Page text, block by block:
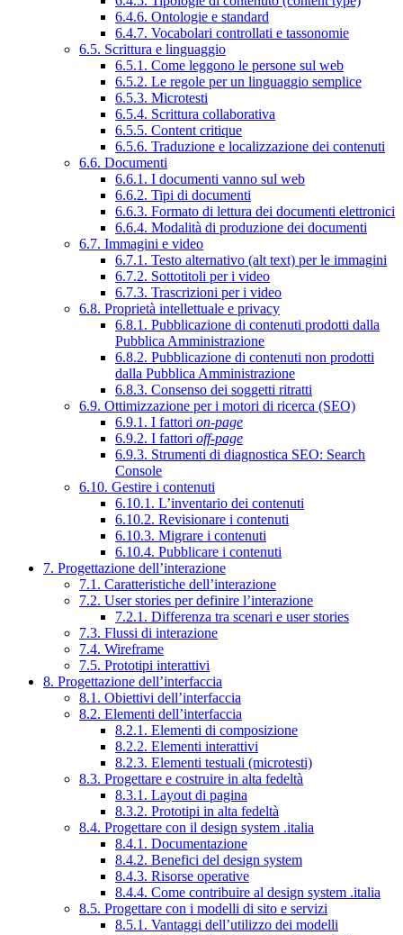
6.4.6. Ontologie e standard
6.4.7. Vocabolari controllati e tassonomie
6.5. Scrittura e linguaggio
6.5.1. Come leggono le persone sul web
6.5.2. Le regole per un linguaggio semplice
6.5.3. Microtesti
6.5.4. Scrittura collaborativa
6.5.5. Content critique
6.5.6. Traduzione e localizzazione dei contenuti
6.6. Documenti
6.6.1. I documenti vanno sul web
6.6.2. Tipi di documenti
6.6.3. Formato di lettura dei documenti elettronici
6.6.4. Modalità di produzione dei documenti
6.7. Immagini e video
6.7.1. Testo alternativo (alt text) per le immagini
6.7.2. Sottotitoli per i video
6.7.3. Trascrizioni per i video
6.8. Proprietà intellettuale e privacy
6.8.1. Pubblicazione di contenuti prodotti dalla
Pubblica Amministrazione
6.8.2. Pubblicazione di contenuti non prodotti
dalla Pubblica Amministrazione
6.8.3. Consenso dei soggetti ritratti
6.9. Ottimizzazione per i motori di ricerca (SEO)
6.9.1. I fattori on-page
6.9.2. I fattori off-page
6.9.3. Strumenti di diagnostica SEO: Search
Console
6.10. Gestire i contenuti
6.10.1. L’inventario dei contenuti
6.10.2. Revisionare i contenuti
6.10.3. Migrare i contenuti
6.10.4. Pubblicare i contenuti
7. Progettazione dell’interazione
7.1. Caratteristiche dell’interazione
7.2. User stories per definire l’interazione
7.2.1. Differenza tra scenari e user stories
7.3. Flussi di interazione
7.4. Wireframe
7.5. Prototipi interattivi
8. Progettazione dell’interfaccia
8.1. Obiettivi dell’interfaccia
8.2. Elementi dell’interfaccia
8.2.1. Elementi di composizione
8.2.2. Elementi interattivi
8.2.3. Elementi testuali (microtesti)
8.3. Progettare e costruire in alta fedeltà
8.3.1. Layout di pagina
8.3.2. Prototipi in alta fedeltà
8.4. Progettare con il design system .italia
8.4.1. Documentazione
8.4.2. Benefici del design system
8.4.3. Risorse operative
8.4.4. Come contribuire al design system .italia
8.5. Progettare con i modelli di sito e servizi
8.5.1. Vantaggi dell’utilizzo dei modelli